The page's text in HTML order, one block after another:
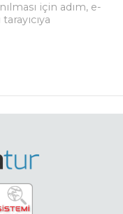
için adım, e-